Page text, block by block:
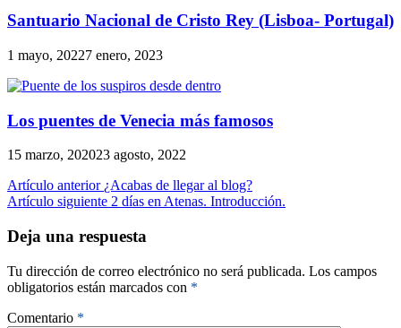
Santuario Nacional de Cristo Rey (Lisboa- Portugal)
1 mayo, 20227 enero, 2023
Los puentes de Venecia más famosos
15 marzo, 202023 agosto, 2022
Artículo anterior ¿Acabas de llegar al blog?
Artículo siguiente 2 días en Atenas. Introducción.
Deja una respuesta
Tu dirección de correo electrónico no será publicada. Los campos
obligatorios están marcados con *
Comentario *